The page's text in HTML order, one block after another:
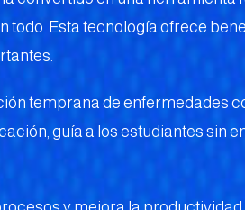
todo. Esta tecnología ofrece
temprana de enfermedades
guía a los estudiantes sin